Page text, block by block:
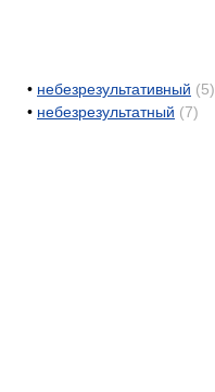
• небезрезультативный (5)
• небезрезультатный (7)